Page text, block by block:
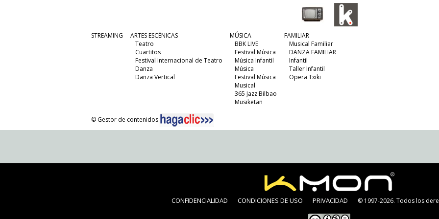
STREAMING
ARTES ESCÉNICAS
Teatro
Cuartitos
Festival Internacional de Teatro
Danza
Danza Vertical
MÚSICA
BBK LIVE
Festival Música
Música Infantil
Música
Festival Música
Musical
365 Jazz Bilbao
Musiketan
FAMILIAR
Musical Familiar
DANZA FAMILIAR
Infantil
Taller Infantil
Opera Txiki
© Gestor de contenidos
CONFIDENCIALIDAD CONDICIONES DE USO PRIVACIDAD © 1997-2026. Todos los